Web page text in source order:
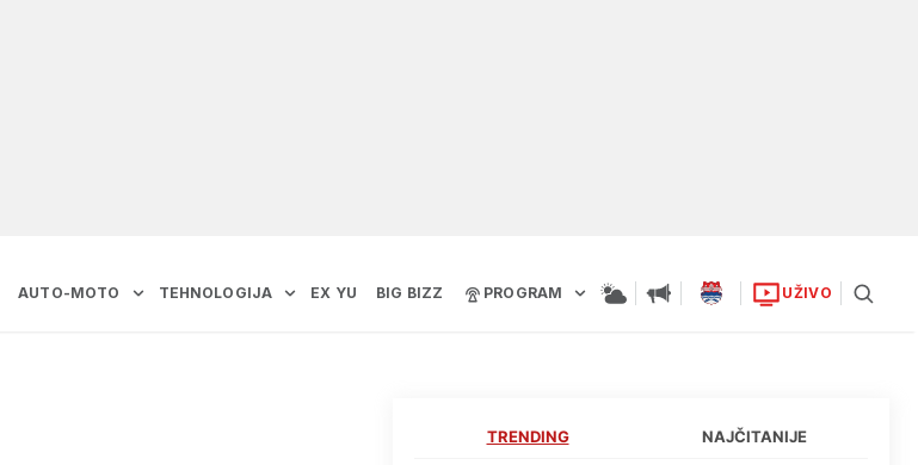
AUTO-MOTO TEHNOLOGIJA EX YU BIG BIZZ PROGRAM UŽIVO
TRENDING NAJČITANIJE